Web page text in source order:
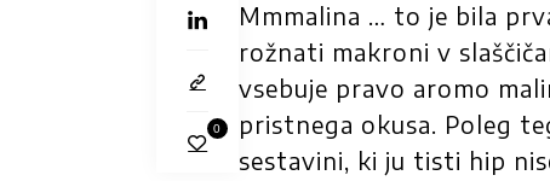
0
Mmmalina … to je bila
rožnati makroni v
vsebuje pravo aromo
pristnega okusa. Poleg
sestavini, ki ju tisti hip